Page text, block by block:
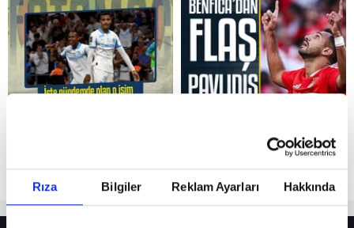
Rıza Bilgiler Reklam Ayarları Hakkında
Reddet